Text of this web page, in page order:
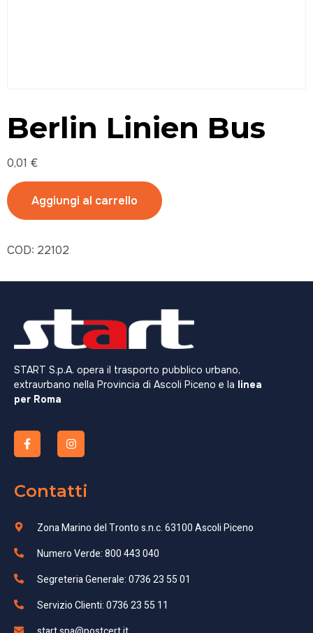
Berlin Linien Bus
0,01 €
Aggiungi al carrello
COD: 22102
START S.p.A. opera il trasporto pubblico urbano,
extraurbano nella Provincia di Ascoli Piceno e la linea
per Roma
Contatti
Zona Marino del Tronto s.n.c. 63100 Ascoli Piceno
Numero Verde: 800 443 040
Segreteria Generale: 0736 23 55 01
Servizio Clienti: 0736 23 55 11